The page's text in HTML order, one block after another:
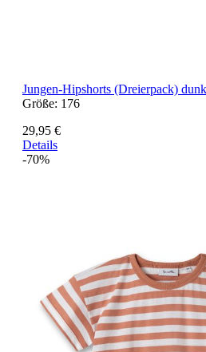
Jungen-Hipshorts (Dreierpack)
Größe: 176
29,95 €
Details
-70%